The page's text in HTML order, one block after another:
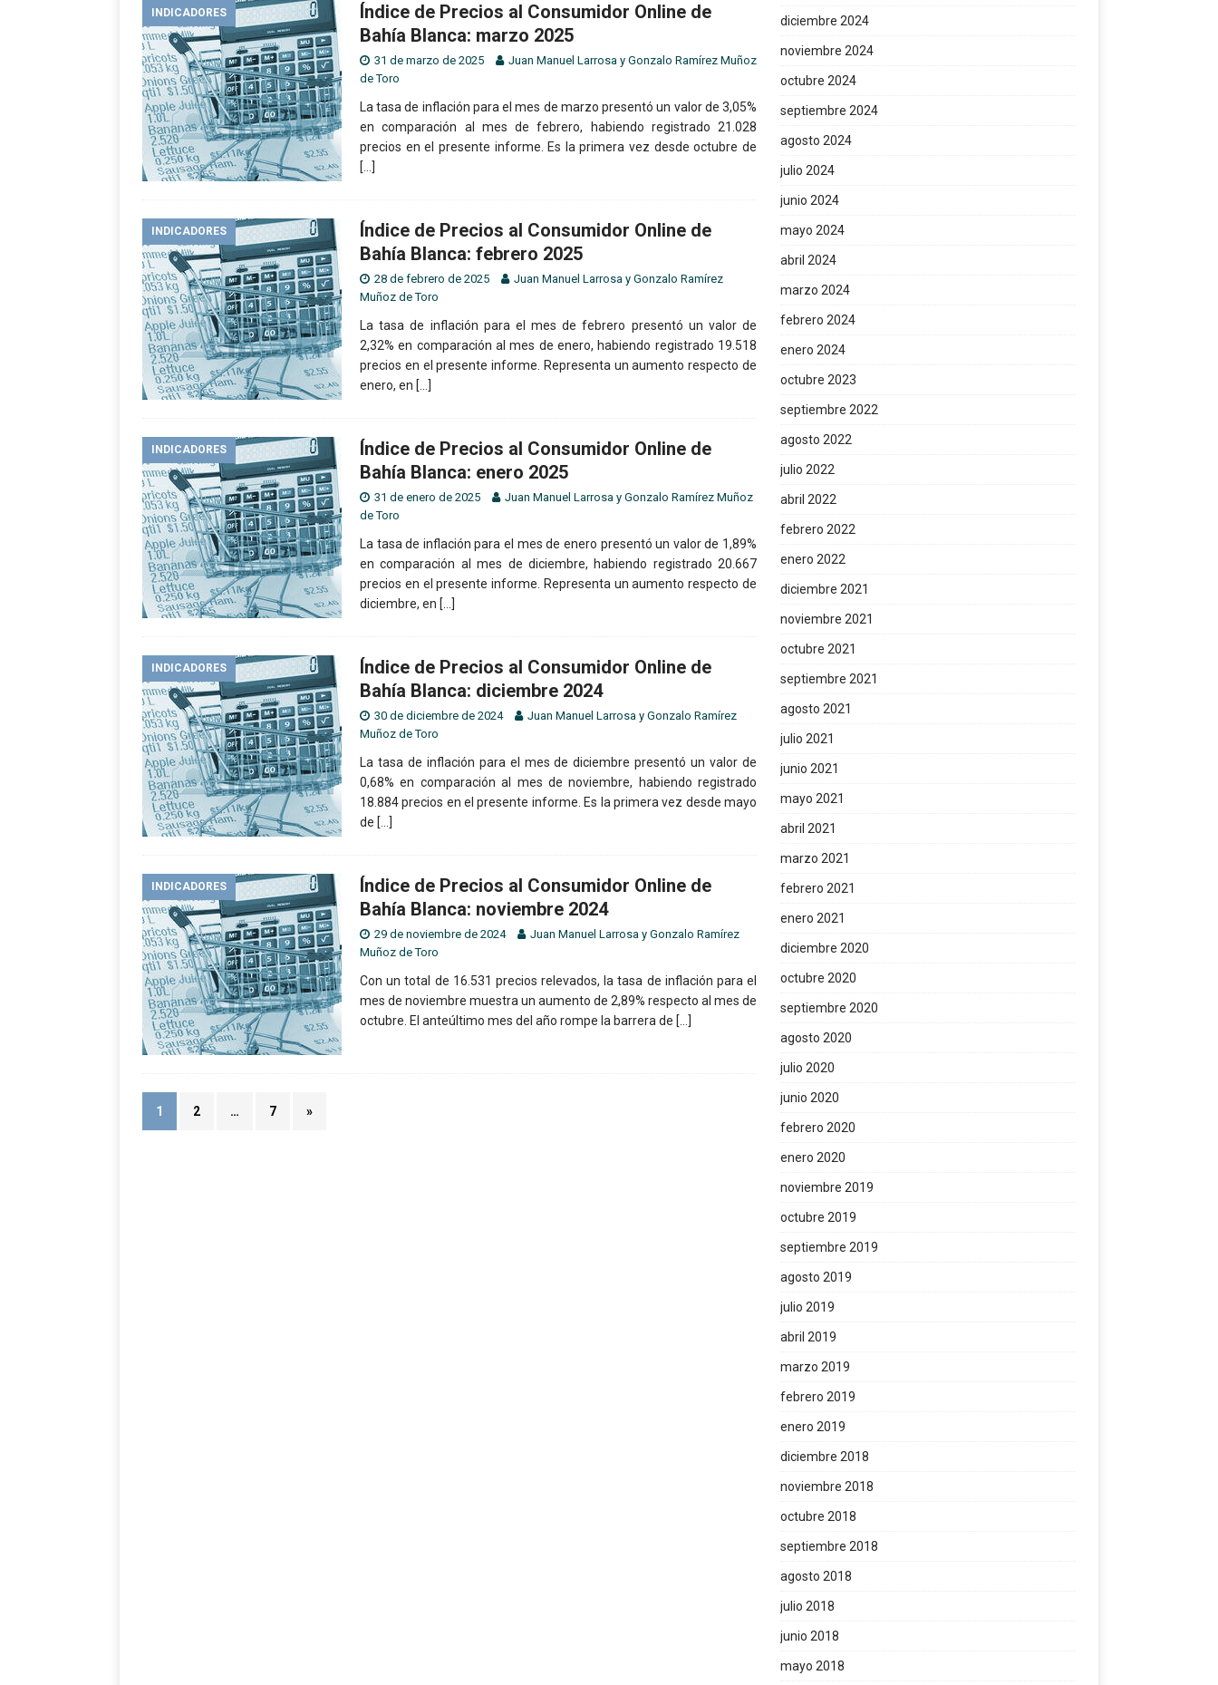
INDICADORES
Índice de Precios al Consumidor Online de
Bahía Blanca: marzo 2025
31 de marzo de 2025 Juan Manuel Larrosa y Gonzalo Ramírez Muñoz
de Toro
La tasa de inflación para el mes de marzo presentó un valor de 3,05%
en comparación al mes de febrero, habiendo registrado 21.028
precios en el presente informe. Es la primera vez desde octubre de
[…]
INDICADORES
Índice de Precios al Consumidor Online de
Bahía Blanca: febrero 2025
28 de febrero de 2025 Juan Manuel Larrosa y Gonzalo Ramírez
Muñoz de Toro
La tasa de inflación para el mes de febrero presentó un valor de
2,32% en comparación al mes de enero, habiendo registrado 19.518
precios en el presente informe. Representa un aumento respecto de
enero, en […]
INDICADORES
Índice de Precios al Consumidor Online de
Bahía Blanca: enero 2025
31 de enero de 2025 Juan Manuel Larrosa y Gonzalo Ramírez Muñoz
de Toro
La tasa de inflación para el mes de enero presentó un valor de 1,89%
en comparación al mes de diciembre, habiendo registrado 20.667
precios en el presente informe. Representa un aumento respecto de
diciembre, en […]
INDICADORES
Índice de Precios al Consumidor Online de
Bahía Blanca: diciembre 2024
30 de diciembre de 2024 Juan Manuel Larrosa y Gonzalo Ramírez
Muñoz de Toro
La tasa de inflación para el mes de diciembre presentó un valor de
0,68% en comparación al mes de noviembre, habiendo registrado
18.884 precios en el presente informe. Es la primera vez desde mayo
de […]
INDICADORES
Índice de Precios al Consumidor Online de
Bahía Blanca: noviembre 2024
29 de noviembre de 2024 Juan Manuel Larrosa y Gonzalo Ramírez
Muñoz de Toro
Con un total de 16.531 precios relevados, la tasa de inflación para el
mes de noviembre muestra un aumento de 2,89% respecto al mes de
octubre. El anteúltimo mes del año rompe la barrera de […]
1 2 … 7 »
diciembre 2024
noviembre 2024
octubre 2024
septiembre 2024
agosto 2024
julio 2024
junio 2024
mayo 2024
abril 2024
marzo 2024
febrero 2024
enero 2024
octubre 2023
septiembre 2022
agosto 2022
julio 2022
abril 2022
febrero 2022
enero 2022
diciembre 2021
noviembre 2021
octubre 2021
septiembre 2021
agosto 2021
julio 2021
junio 2021
mayo 2021
abril 2021
marzo 2021
febrero 2021
enero 2021
diciembre 2020
octubre 2020
septiembre 2020
agosto 2020
julio 2020
junio 2020
febrero 2020
enero 2020
noviembre 2019
octubre 2019
septiembre 2019
agosto 2019
julio 2019
abril 2019
marzo 2019
febrero 2019
enero 2019
diciembre 2018
noviembre 2018
octubre 2018
septiembre 2018
agosto 2018
julio 2018
junio 2018
mayo 2018